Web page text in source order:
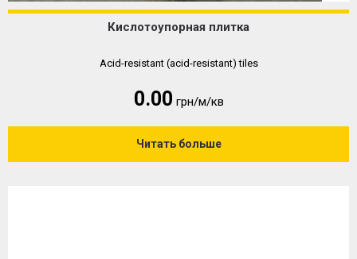
Кислотоупорная плитка
Acid-resistant (acid-resistant) tiles
0.00 грн/м/кв
Читать больше